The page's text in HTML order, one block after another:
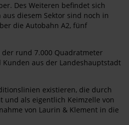
Des Weiteren befindet sich
diesem Sektor sind noch in
die Autobahn A2, fünf
rund 7.000 Quadratmeter
aus der Landeshauptstadt
existieren, die durch
und als eigentlich Keimzelle von
von Laurin & Klement in die